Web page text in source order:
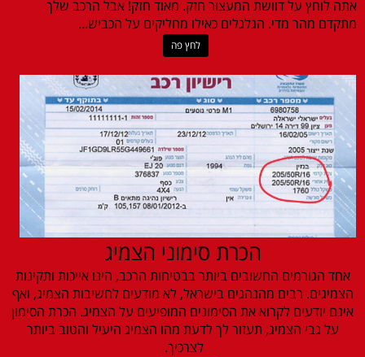
אתה לוחץ על דוושת המעצור חזק. מאוד חזק! אבל הרכב שלך
מתקדם מהר מדי. הגלגלים כאילו מחליקים על הכביש...
לחץ פה
הכרת סימוני הצמיג
אחד הגורמים החשובים ביותר בבטיחות הרכב, הינו אייכות ותקינות
הצמיגים. רבים מהנהגים בישראל, לא מודעים לחשיבות הצמיג, ואף
אינם יודעים לקרוא את הסימונים המופיעים על הצמיג. הכרת הסימון
על גבי הצמיג, תעזור לך לדעת מהו הצמיג היעיל והטוב ביותר
לצרכיך.